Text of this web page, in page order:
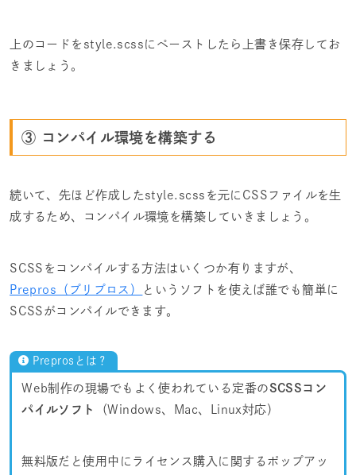
上のコードをstyle.scssにペーストしたら上書き保存してお
きましょう。
③ コンパイル環境を構築する
続いて、先ほど作成したstyle.scssを元にCSSファイルを生
成するため、コンパイル環境を構築していきましょう。
SCSSをコンパイルする方法はいくつか有りますが、
Prepros（プリプロス）
というソフトを使えば誰でも簡単に
SCSSがコンパイルできます。
Preprosとは？
Web制作の現場でもよく使われている定番のSCSSコン
パイルソフト
（Windows、Mac、Linux対応）
無料版だと使用中にライセンス購入に関するポップアッ